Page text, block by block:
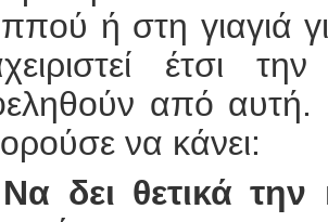
ή στη γιαγιά
έτσι
από
να κάνει:
Να δει θετικά την